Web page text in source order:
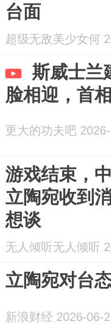
台面
超级无敌美少女何
斯威士兰
脸相迎，首
更大的功夫吧
游戏结束，
立陶宛收到
想谈
无人倾听无人倾听
立陶宛对台
新浪财经 2026-06-